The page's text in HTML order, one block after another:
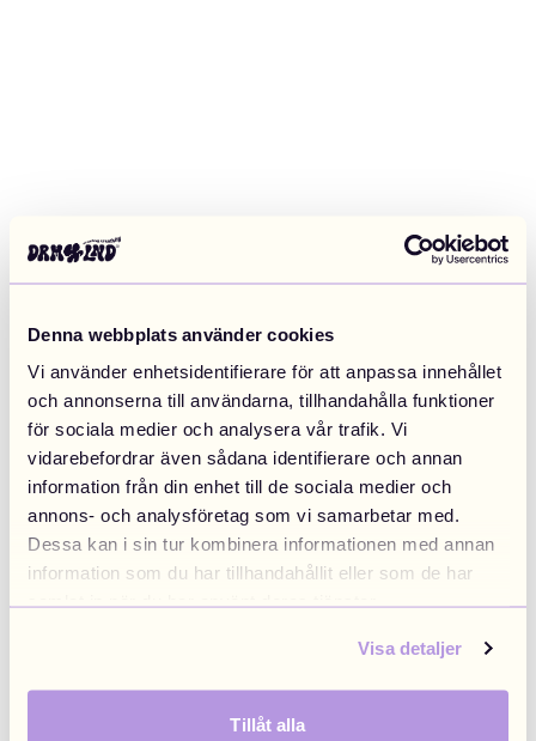
Denna webbplats använder cookies
Vi använder enhetsidentifierare för att anpassa innehållet
och annonserna till användarna, tillhandahålla funktioner
för sociala medier och analysera vår trafik. Vi
vidarebefordrar även sådana identifierare och annan
information från din enhet till de sociala medier och
annons- och analysföretag som vi samarbetar med.
Dessa kan i sin tur kombinera informationen med annan
information som du har tillhandahållit eller som de har
samlat in när du har använt deras tjänster.
Visa detaljer
Tillåt alla
Application error: a client-side exception has occurred (see the
browser console for more information).